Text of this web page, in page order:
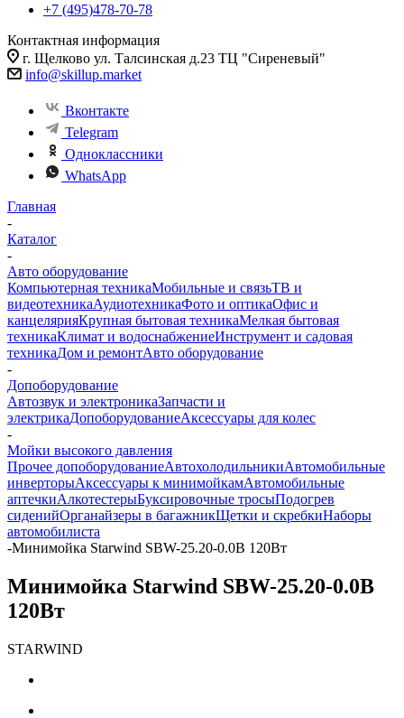
+7 (495)478-70-78
Контактная информация
г. Щелково ул. Талсинская д.23 ТЦ "Сиреневый"
info@skillup.market
Вконтакте
Telegram
Одноклассники
WhatsApp
Главная
-
Каталог
-
Авто оборудование
Компьютерная техникаМобильные и связьТВ и
видеотехникаАудиотехникаФото и оптикаОфис и
канцелярияКрупная бытовая техникаМелкая бытовая
техникаКлимат и водоснабжениеИнструмент и садовая
техникаДом и ремонтАвто оборудование
-
Допоборудование
Автозвук и электроникаЗапчасти и
электрикаДопоборудованиеАксессуары для колес
-
Мойки высокого давления
Прочее допоборудованиеАвтохолодильникиАвтомобильные
инверторыАксессуары к минимойкамАвтомобильные
аптечкиАлкотестерыБуксировочные тросыПодогрев
сиденийОрганайзеры в багажникЩетки и скребкиНаборы
автомобилиста
-Минимойка Starwind SBW-25.20-0.0B 120Вт
Минимойка Starwind SBW-25.20-0.0B
120Вт
STARWIND